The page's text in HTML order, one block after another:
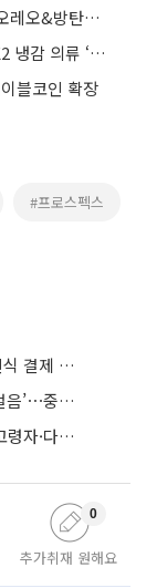
라보에이치 ‘UV프로텍터365’ㆍ동서식품 ‘오레오&방탄소년단 한정판 쿠키’ 외
오뚜기 ‘라이트앤조이 저당 드레싱 3종’‧K2 냉감 의류 ‘오싹’
블코인 확장
#프로스펙스
가입 문턱 낮추는 토스 페이스페이⋯얼굴인식 결제 확산 속도낸다
5대 은행, 상반기 9조 벌었지만 ‘건전성 뒷걸음’⋯중기대출 문턱 높아지나
세제 개편에 복잡해진 자산가 셈법⋯강남 고령자·다주택자 ‘자산재편 고심’
추가취재 원해요
0